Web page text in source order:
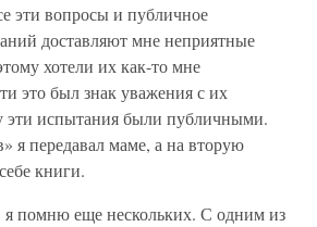
эти вопросы и публичное
доставляют мне неприятные
хотели их как-то мне
это был знак уважения с их
эти испытания были публичными.
я передавал маме, а на вторую
книги.
помню еще нескольких. С одним из